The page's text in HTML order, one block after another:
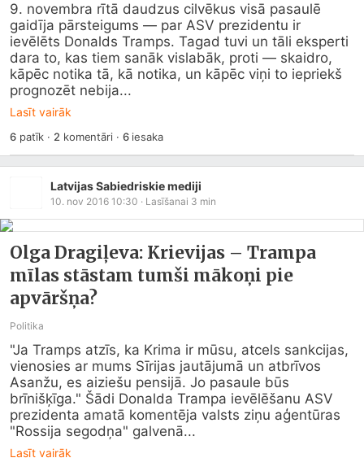
9. novembra rītā daudzus cilvēkus visā pasaulē
gaidīja pārsteigums — par ASV prezidentu ir
ievēlēts Donalds Tramps. Tagad tuvi un tāli eksperti
dara to, kas tiem sanāk vislabāk, proti — skaidro,
kāpēc notika tā, kā notika, un kāpēc viņi to iepriekš
prognozēt nebija...
Lasīt vairāk
6patīk · 2 komentāri · 6iesaka
Latvijas Sabiedriskie mediji
10. nov 2016 10:30 · Lasīšanai 3 min
Olga Dragiļeva: Krievijas – Trampa
mīlas stāstam tumši mākoņi pie
apvāršņa?
Politika
"Ja Tramps atzīs, ka Krima ir mūsu, atcels sankcijas,
vienosies ar mums Sīrijas jautājumā un atbrīvos
Asanžu, es aiziešu pensijā. Jo pasaule būs
brīnišķīga." Šādi Donalda Trampa ievēlēšanu ASV
prezidenta amatā komentēja valsts ziņu aģentūras
"Rossija segodņa" galvenā...
Lasīt vairāk